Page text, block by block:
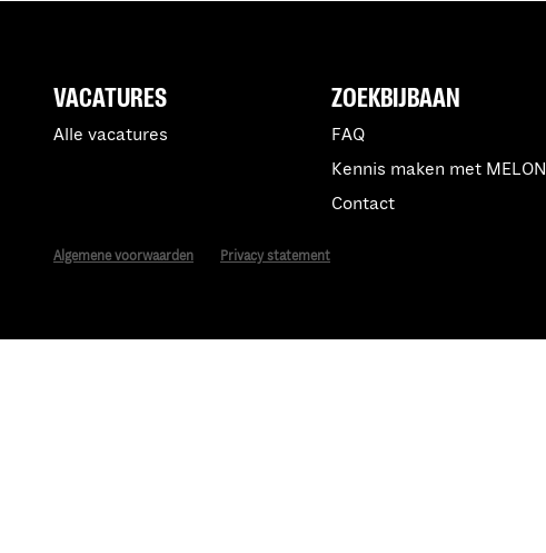
ZOEKBIJBAAN
FAQ
Kennis maken met MELON
Contact
VACATURES
Alle vacatures
Algemene voorwaarden Privacy statement